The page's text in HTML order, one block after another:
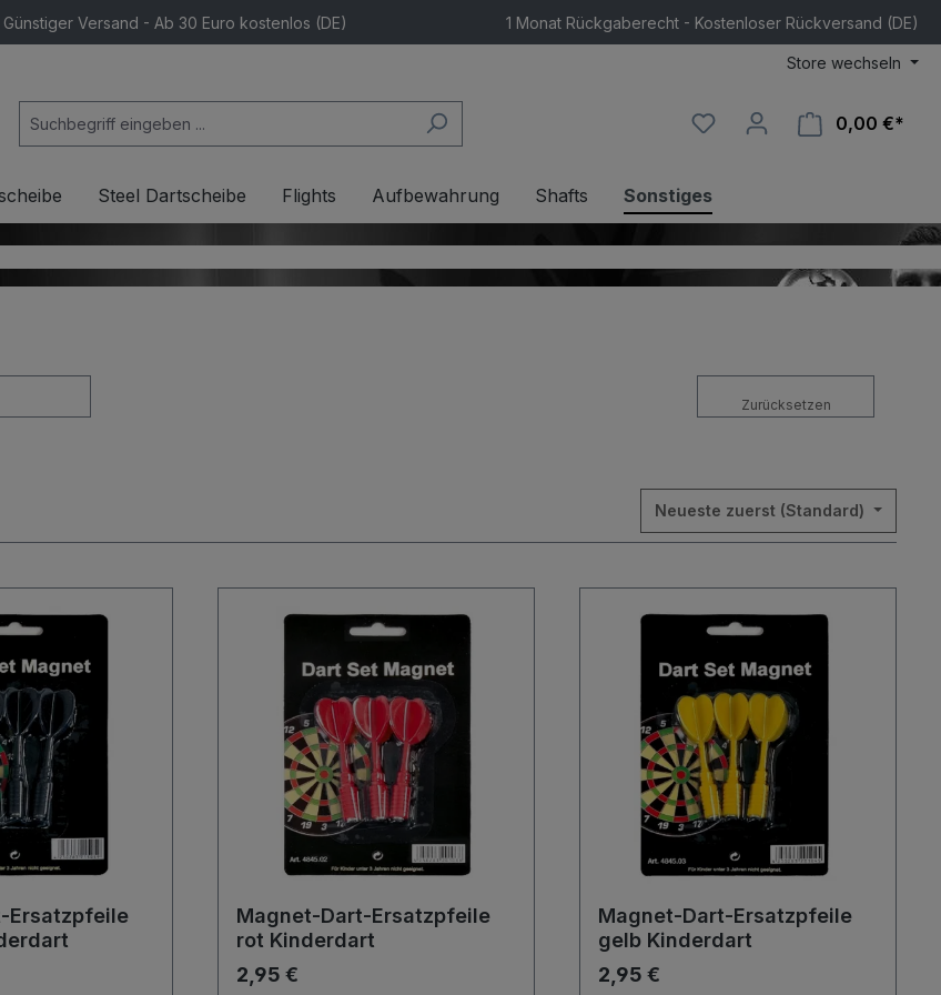
Günstiger Versand - Ab 30 Euro kostenlos (DE) 1 Monat Rückgaberecht - Kostenloser Rückversand (DE)
Store wechseln
0,00 €*
Steel Dartscheibe Flights Aufbewahrung Shafts Sonstiges
Zurücksetzen
Neueste zuerst (Standard)
Ersatzpfeile
Magnet-Dart-Ersatzpfeile
rot Kinderdart
2,95 €
Magnet-Dart-Ersatzpfeile
gelb Kinderdart
2,95 €